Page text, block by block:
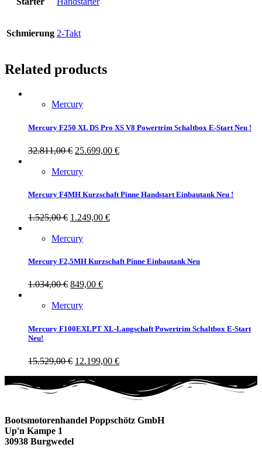
Schmierung 2-Takt
Related products
Mercury
Mercury F250 XL DS Pro XS V8 Powertrim Schaltbox E-Start Neu !
32.811,00€ 25.699,00 €
Mercury
Mercury F4MH Kurzschaft Pinne Handstart Einbautank Neu !
1.525,00€ 1.249,00 €
Mercury
Mercury F2,5MH Kurzschaft Pinne Einbautank Neu
1.034,00€ 849,00 €
Mercury
Mercury F100EXLPT XL-Langschaft Powertrim Schaltbox E-Start
Neu!
15.529,00€ 12.199,00 €
Bootsmotorenhandel Poppschötz GmbH
Up'n Kampe 1
30938 Burgwedel